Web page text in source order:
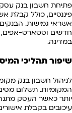
פתיחת חשבון בנק
פיננסיים, כולל קבלת
אשראי גמישות.
חדשים וסטארט-
במדינה.
שיפור תהליכי
לניהול חשבון בנק
המקומיות. תשלום מסים
יותר כאשר העסק
עיכובים בקבלת